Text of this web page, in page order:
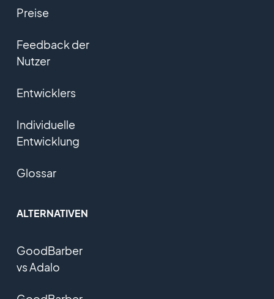
Preise
Feedback der
Nutzer
Entwicklers
Individuelle
Entwicklung
Glossar
ALTERNATIVEN
GoodBarber
vs Adalo